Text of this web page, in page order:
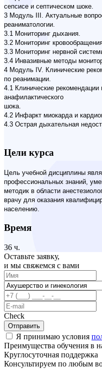
сепсисе и септическом шоке.
3 Модуль III. Актуальные
реаниматологии.
3.1 Мониторинг дыхания.
3.2 Мониторинг
3.3 Мониторинг нервной
3.4 Инвазивные методы
4 Модуль IV. Клинические
по реанимации.
4.1 Клинические рекомендации
анафилактического
шока.
4.2 Инфаркт миокарда и
4.3 Острая дыхательная
Цели курса
Цель учебной дисциплины
профессиональных знаний,
методик в области
врачу для оказания
населению.
Время
36 ч.
Оставьте заявку,
и мы свяжемся с вами
Check
Отправить
Я принимаю условия
Преимущества обучения в
Круглосуточная поддержка
Консультируем по любым